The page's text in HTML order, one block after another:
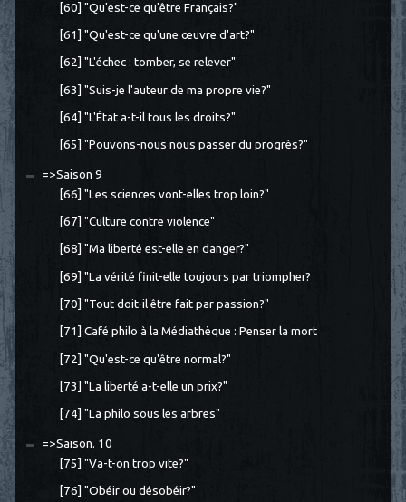
[60] "Qu'est-ce qu'être Français?"
[61] "Qu'est-ce qu'une œuvre d'art?"
[62] "L'échec : tomber, se relever"
[63] "Suis-je l'auteur de ma propre vie?"
[64] "L'État a-t-il tous les droits?"
[65] "Pouvons-nous nous passer du progrès?"
=>Saison 9
[66] "Les sciences vont-elles trop loin?"
[67] "Culture contre violence"
[68] "Ma liberté est-elle en danger?"
[69] "La vérité finit-elle toujours par triompher?
[70] "Tout doit-il être fait par passion?"
[71] Café philo à la Médiathèque : Penser la mort
[72] "Qu'est-ce qu'être normal?"
[73] "La liberté a-t-elle un prix?"
[74] "La philo sous les arbres"
=>Saison. 10
[75] "Va-t-on trop vite?"
[76] "Obéir ou désobéir?"